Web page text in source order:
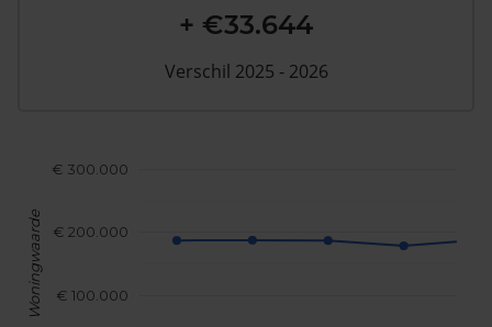
€ 100.000
€ 200.000
€ 300.000
Woningwaarde
+ €33.644
Verschil 2025 - 2026